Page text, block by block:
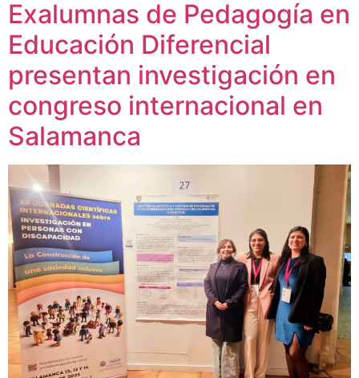
Exalumnas de Pedagogía en
Educación Diferencial
presentan investigación en
congreso internacional en
Salamanca